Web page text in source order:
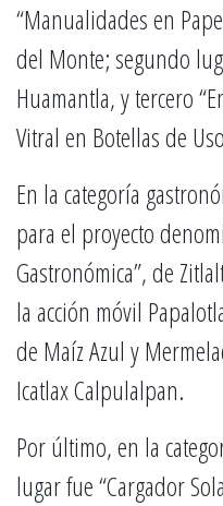
“Manualidades en
del Monte; segundo
Huamantla, y tercero
Vitral en Botellas de
En la categoría
para el proyecto
Gastronómica”, de
la acción móvil
de Maíz Azul y
Icatlax Calpulalpan.
Por último, en la
lugar fue “Cargador